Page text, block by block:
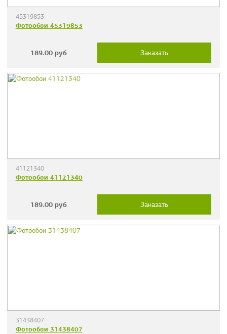
45319853
Фотообои 45319853
189.00 руб Заказать
41121340
Фотообои 41121340
189.00 руб Заказать
31438407
Фотообои 31438407